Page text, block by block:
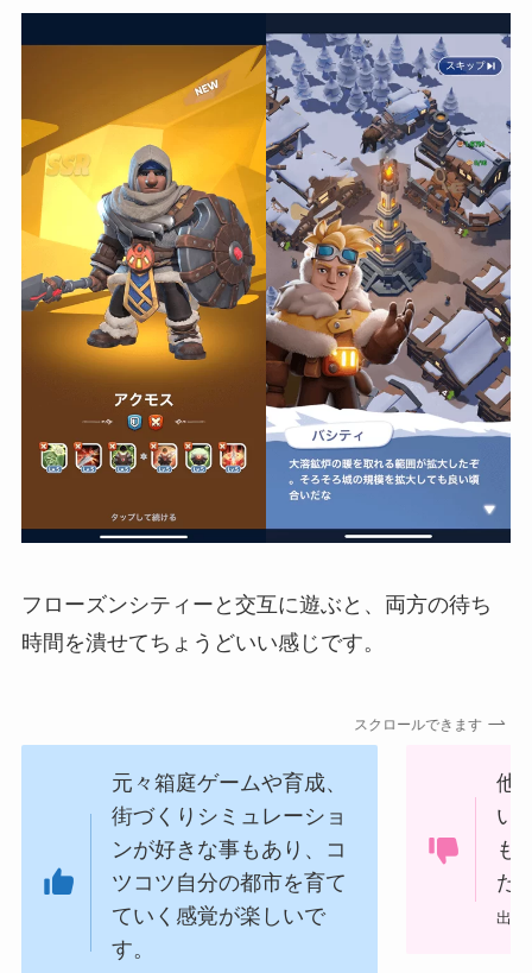
フローズンシティーと交互に遊ぶと、両方の待ち
時間を潰せてちょうどいい感じです。
スクロールできます
元々箱庭ゲームや育成、
街づくりシミュレーショ
ンが好きな事もあり、コ
ツコツ自分の都市を育て
ていく感覚が楽しいで
す。
他
い
も
た
出典